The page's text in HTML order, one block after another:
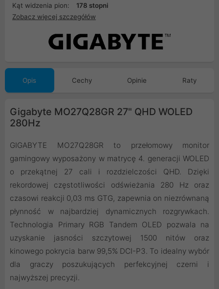
Kąt widzenia pion:
178 stopni
Zobacz więcej szczegółów
Opis Cechy Opinie Raty
Gigabyte MO27Q28GR 27" QHD WOLED
280Hz
GIGABYTE MO27Q28GR to przełomowy monitor
gamingowy wyposażony w matrycę 4. generacji WOLED
o przekątnej 27 cali i rozdzielczości QHD. Dzięki
rekordowej częstotliwości odświeżania 280 Hz oraz
czasowi reakcji 0,03 ms GTG, zapewnia on niezrównaną
płynność w najbardziej dynamicznych rozgrywkach.
Technologia Primary RGB Tandem OLED pozwala na
uzyskanie jasności szczytowej 1500 nitów oraz
kinowego pokrycia barw 99,5% DCI-P3. To idealny wybór
dla graczy poszukujących perfekcyjnej czerni i
najwyższej precyzji.